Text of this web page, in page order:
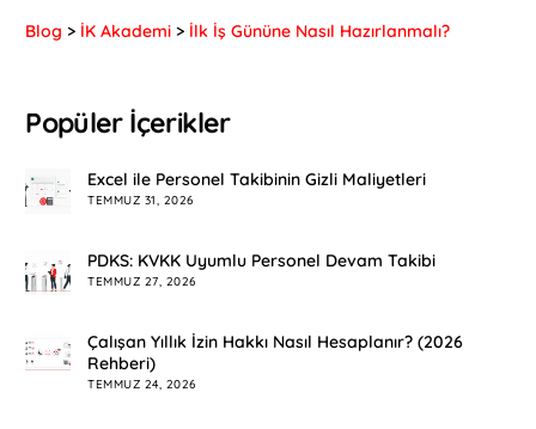
Blog > İK Akademi > İlk İş Gününe Nasıl Hazırlanmalı?
Popüler İçerikler
Excel ile Personel Takibinin Gizli Maliyetleri
TEMMUZ 31, 2026
PDKS: KVKK Uyumlu Personel Devam Takibi
TEMMUZ 27, 2026
Çalışan Yıllık İzin Hakkı Nasıl Hesaplanır? (2026
Rehberi)
TEMMUZ 24, 2026